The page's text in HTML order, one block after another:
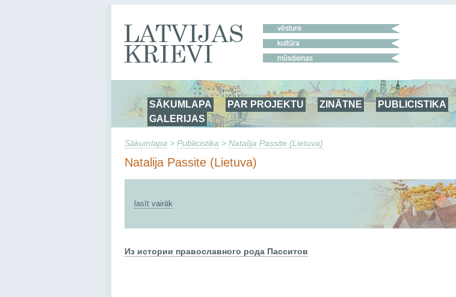
SĀKUMLAPA PAR PROJEKTU ZINĀTNE PUBLICISTIKA
GALERIJAS
Sākumlapa > Publicistika > Natalija Passite (Lietuva)
Natalija Passite (Lietuva)
lasīt vairāk
Из истории православного рода Пасситов